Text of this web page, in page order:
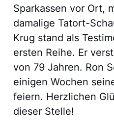
Sparkassen vor Ort,
damalige Tatort-
Krug stand als
ersten Reihe. Er
von 79 Jahren. Ron
einigen Wochen
feiern. Herzlichen
dieser Stelle!